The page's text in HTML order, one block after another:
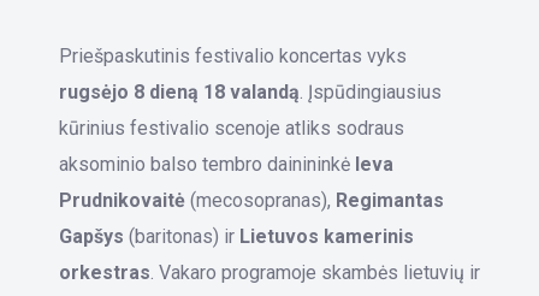
Priešpaskutinis festivalio koncertas vyks
rugsėjo 8 dieną 18 valandą. Įspūdingiausius
kūrinius festivalio scenoje atliks sodraus
aksominio balso tembro dainininkė Ieva
Prudnikovaitė(mecosopranas), Regimantas
Gapšys (baritonas) ir Lietuvos kamerinis
orkestras. Vakaro programoje skambės lietuvių ir